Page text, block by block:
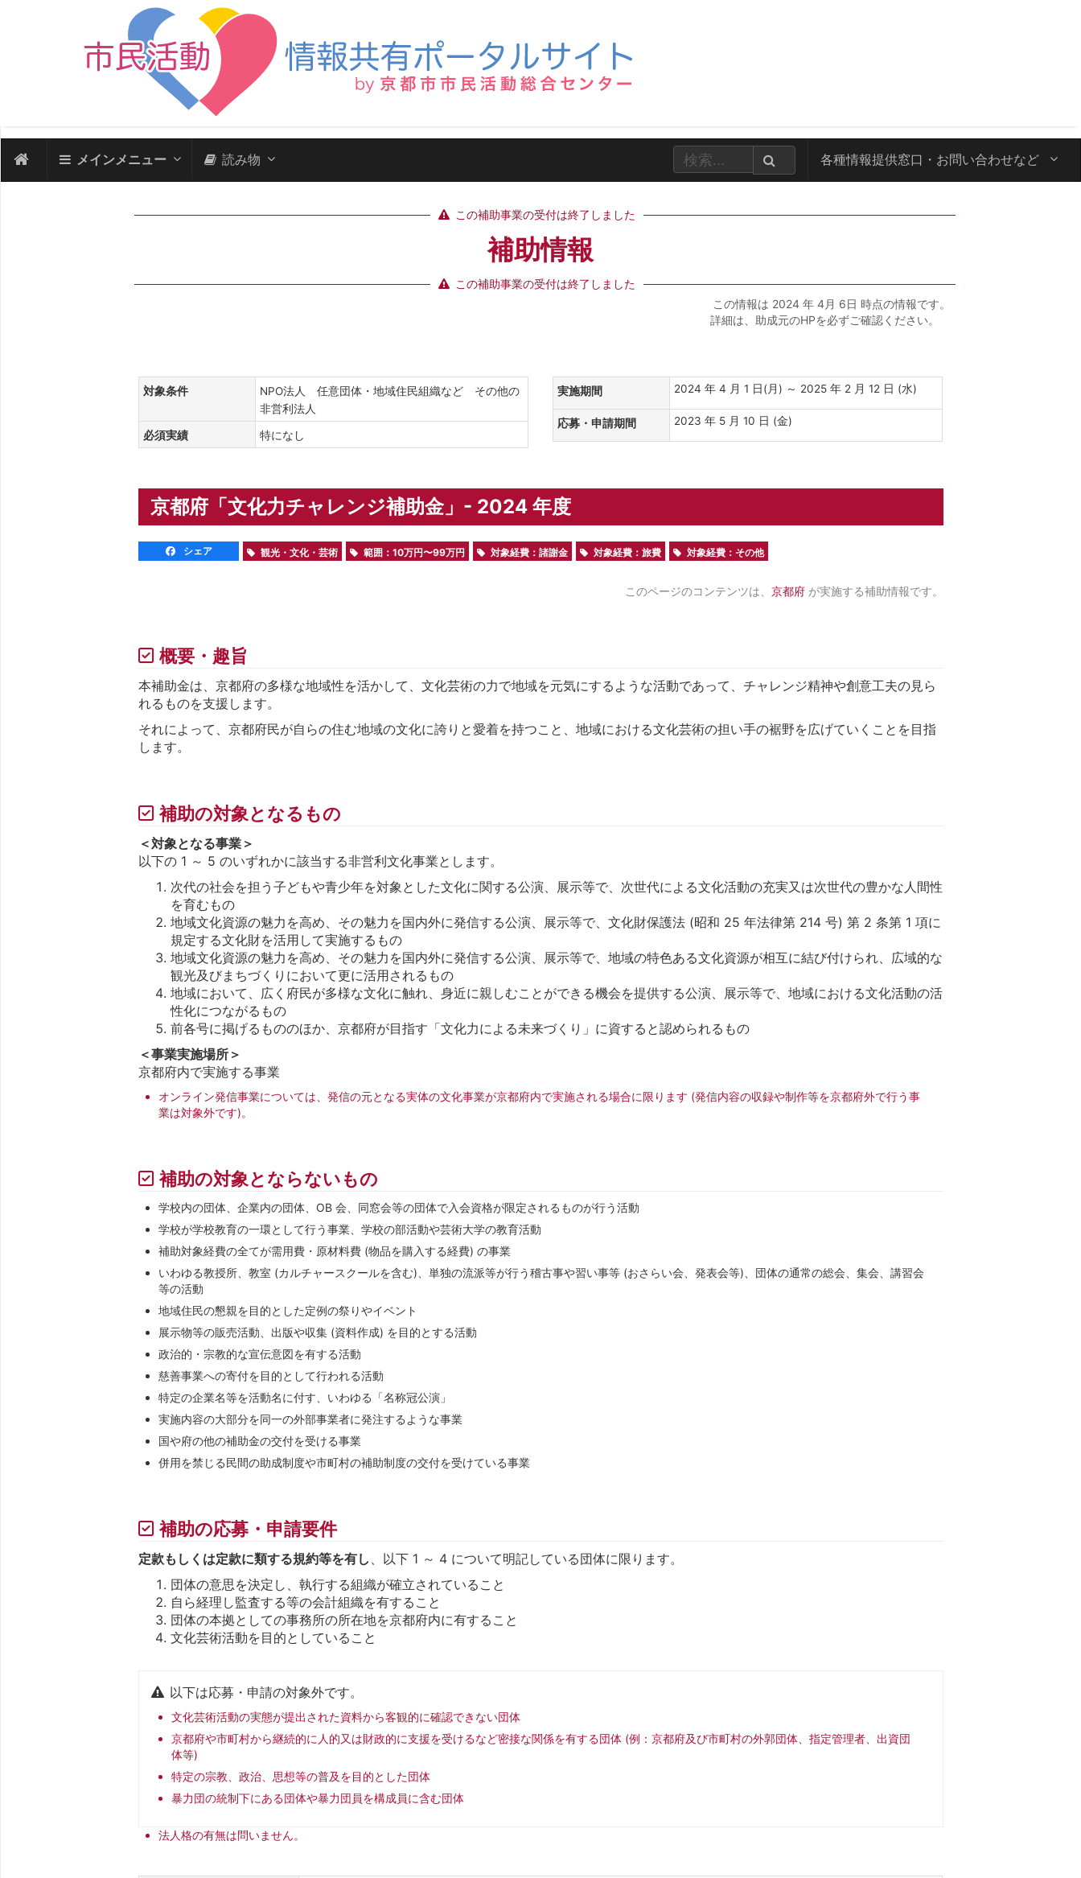
メインメニュー 読み物 各種情報提供窓口・ お問い合わせなど
この補助事業の受付は終了しました
補助情報
この補助事業の受付は終了しました
この情報は 2024 年 4月 6日 時点の情報です。
詳細は、助成元のHPを必ずご確認ください。
対象条件
NPO法人 任意団体・地域住民組織など その他の
非営利法人
必須実績 特になし
実施期間 2024 年 4 月 1 日(月) ～ 2025 年 2 月 12 日 (水)
応募・申請期間 2023 年 5 月 10 日 (金)
京都府「文化力チャレンジ補助金」- 2024 年度
シェア 観光・文化・芸術 範囲：10万円〜99万円 対象経費：諸謝金 対象経費：旅費 対象経費：その他
このページのコンテンツは、 京都府が実施する補助情報です。
概要・趣旨
本補助金は、京都府の多様な地域性を活かして、文化芸術の力で地域を元気にするような活動であって、チャレンジ精神や創意工夫の見ら
れるものを支援します。
それによって、京都府民が自らの住む地域の文化に誇りと愛着を持つこと、地域における文化芸術の担い手の裾野を広げていくことを目指
します。
補助の対象となるもの
＜対象となる事業＞
以下の 1 ～ 5 のいずれかに該当する非営利文化事業とします。
次代の社会を担う子どもや青少年を対象とした文化に関する公演、展示等で、次世代による文化活動の充実又は次世代の豊かな人間性
を育むもの
地域文化資源の魅力を高め、その魅力を国内外に発信する公演、展示等で、文化財保護法 (昭和 25 年法律第 214 号) 第 2 条第 1 項に
規定する文化財を活用して実施するもの
地域文化資源の魅力を高め、その魅力を国内外に発信する公演、展示等で、地域の特色ある文化資源が相互に結び付けられ、広域的な
観光及びまちづくりにおいて更に活用されるもの
地域において、広く府民が多様な文化に触れ、身近に親しむことができる機会を提供する公演、展示等で、地域における文化活動の活
性化につながるもの
前各号に掲げるもののほか、京都府が目指す「文化力による未来づくり」に資すると認められるもの
＜事業実施場所＞
京都府内で実施する事業
オンライン発信事業については、発信の元となる実体の文化事業が京都府内で実施される場合に限ります (発信内容の収録や制作等を京都府外で行う事
業は対象外です)。
補助の対象とならないもの
学校内の団体、企業内の団体、OB 会、同窓会等の団体で入会資格が限定されるものが行う活動
学校が学校教育の一環として行う事業、学校の部活動や芸術大学の教育活動
補助対象経費の全てが需用費・原材料費 (物品を購入する経費) の事業
いわゆる教授所、教室 (カルチャースクールを含む)、単独の流派等が行う稽古事や習い事等 (おさらい会、発表会等)、団体の通常の総会、集会、講習会
等の活動
地域住民の懇親を目的とした定例の祭りやイベント
展示物等の販売活動、出版や収集 (資料作成) を目的とする活動
政治的・宗教的な宣伝意図を有する活動
慈善事業への寄付を目的として行われる活動
特定の企業名等を活動名に付す、いわゆる「名称冠公演」
実施内容の大部分を同一の外部事業者に発注するような事業
国や府の他の補助金の交付を受ける事業
併用を禁じる民間の助成制度や市町村の補助制度の交付を受けている事業
補助の応募・申請要件
定款もしくは定款に類する規約等を有し
、以下 1 ～ 4 について明記している団体に限ります。
団体の意思を決定し、執行する組織が確立されていること
自ら経理し監査する等の会計組織を有すること
団体の本拠としての事務所の所在地を京都府内に有すること
文化芸術活動を目的としていること
以下は応募・申請の対象外です。
文化芸術活動の実態が提出された資料から客観的に確認できない団体
京都府や市町村から継続的に人的又は財政的に支援を受けるなど密接な関係を有する団体 (例：京都府及び市町村の外郭団体、指定管理者、出資団
体等)
特定の宗教、政治、思想等の普及を目的とした団体
暴力団の統制下にある団体や暴力団員を構成員に含む団体
法人格の有無は問いません。